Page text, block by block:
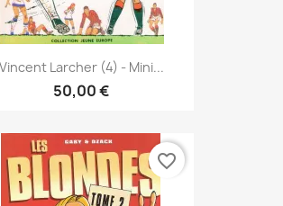
Vincent Larcher (4) - Mini...
50,00 €
favorite_border